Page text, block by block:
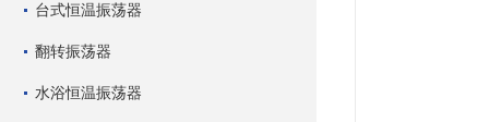
台式恒温振荡器
翻转振荡器
水浴恒温振荡器